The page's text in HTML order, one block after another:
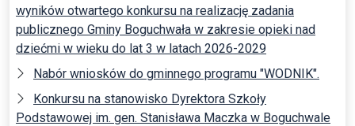
wyników otwartego konkursu na realizację zadania
publicznego Gminy Boguchwała w zakresie opieki nad
dziećmi w wieku do lat 3 w latach 2026-2029
Nabór wniosków do gminnego programu "WODNIK".
Konkursu na stanowisko Dyrektora Szkoły
Podstawowej im. gen. Stanisława Maczka w Boguchwale